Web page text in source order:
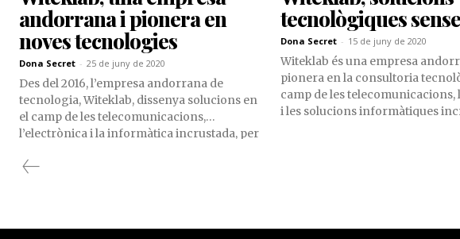
andorrana i pionera en
noves tecnologies
Dona Secret - 25 de juny de 2020
Des del 2016, l’empresa andorrana de
tecnologia, Witeklab, dissenya solucions en
el camp de les telecomunicacions,
l’electrònica i la informàtica incrustada, per
atenció en el sector de la construcció, obra
tecnològiques
Dona Secret - 15 de juny de 2020
Witeklab és una empresa
pionera en la consultoria
camp de les telecomunicacions,
i les solucions informàtiques